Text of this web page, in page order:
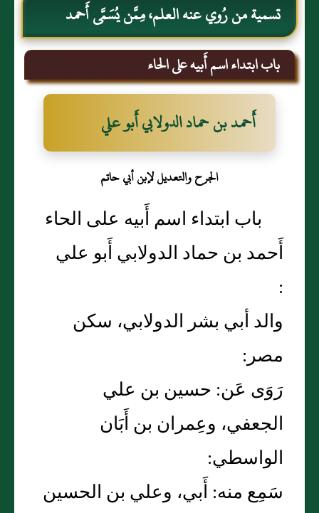
تسمية من رُوي عنه العلم، مِمَّن يُسَمَّى أَحمد
باب ابتداء اسم أَبيه على الحاء
أَحمد بن حماد الدولابي أَبو علي
الجرح والتعديل لإبن أبي حاتم
باب ابتداء اسم أَبيه على الحاء
أَحمد بن حماد الدولابي أَبو علي
:
والد أبي بشر الدولابي، سكن
مصر:
رَوَى عَن: حسين بن علي
الجعفي، وعِمران بن أَبَان
الواسطي:
سَمِع منه: أَبي، وعلي بن الحسين